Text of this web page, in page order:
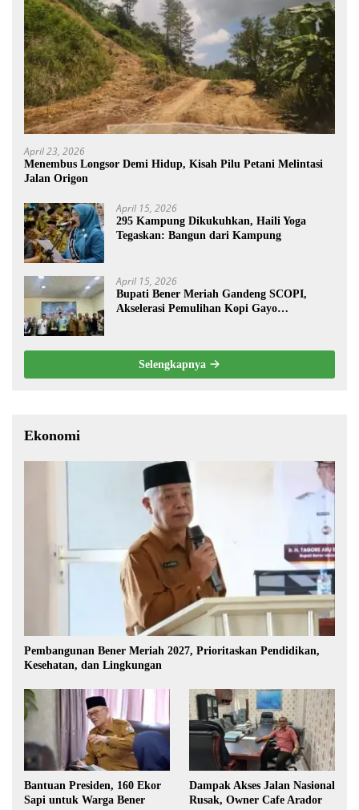
April 23, 2026
Menembus Longsor Demi Hidup, Kisah Pilu Petani Melintasi
Jalan Origon
April 15, 2026
295 Kampung Dikukuhkan, Haili Yoga
Tegaskan: Bangun dari Kampung
April 15, 2026
Bupati Bener Meriah Gandeng SCOPI,
Akselerasi Pemulihan Kopi Gayo
Selengkapnya
Ekonomi
Pembangunan Bener Meriah 2027, Prioritaskan Pendidikan,
Kesehatan, dan Lingkungan
Bantuan Presiden, 160 Ekor
Sapi untuk Warga Bener
Dampak Akses Jalan Nasional
Rusak, Owner Cafe Arador